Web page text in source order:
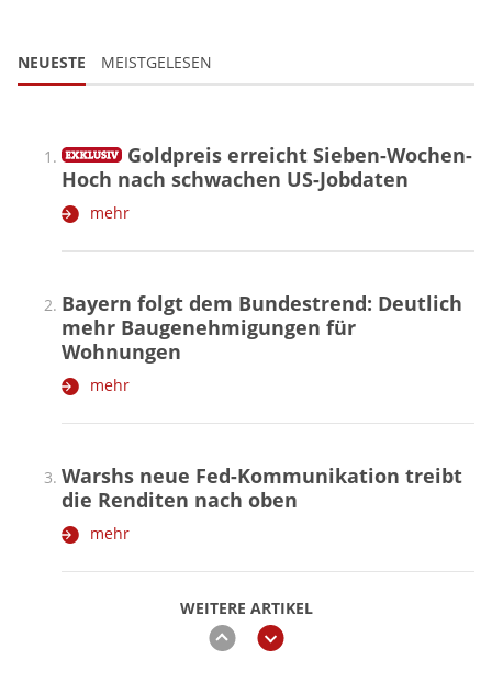
NEUESTE MEISTGELESEN
WEITERE ARTIKEL
zurückweiter
Goldpreis erreicht Sieben-Wochen-
Hoch nach schwachen US-Jobdaten
mehr
Bayern folgt dem Bundestrend: Deutlich
mehr Baugenehmigungen für
Wohnungen
mehr
Warshs neue Fed-Kommunikation treibt
die Renditen nach oben
mehr